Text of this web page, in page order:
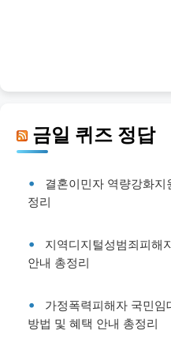
금일 퀴즈 정답
결혼이민자 역량강화
정리
지역디지털성범죄피해
안내 총정리
가정폭력피해자 국민
방법 및 혜택 안내 총정리